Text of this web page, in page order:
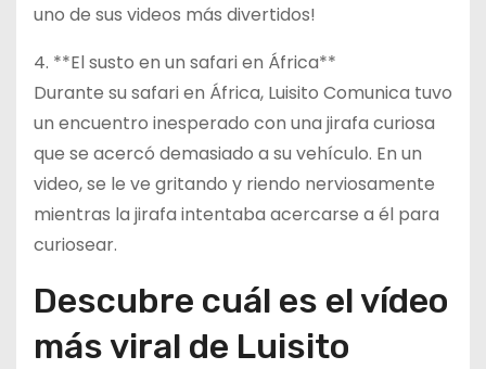
uno de sus videos más divertidos!
4. **El susto en un safari en África**
Durante su safari en África, Luisito Comunica tuvo
un encuentro inesperado con una jirafa curiosa
que se acercó demasiado a su vehículo. En un
video, se le ve gritando y riendo nerviosamente
mientras la jirafa intentaba acercarse a él para
curiosear.
Descubre cuál es el vídeo
más viral de Luisito